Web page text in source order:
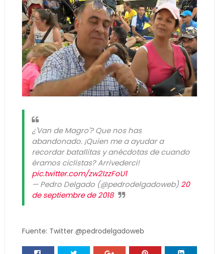
¿'Van de Magro'? Que nos has
abandonado. ¡Quien me a ayudar a
recordar batallitas y anécdotas de cuando
éramos ciclistas? Arrivederci!
pic.twitter.com/zw2IzzFoU1
— Pedro Delgado (@pedrodelgadoweb) 20
de septiembre de 2018
Fuente: Twitter @pedrodelgadoweb